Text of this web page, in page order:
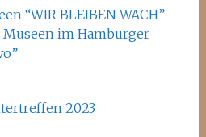
“WIR BLEIBEN WACH”
Museen im Hamburger
2023